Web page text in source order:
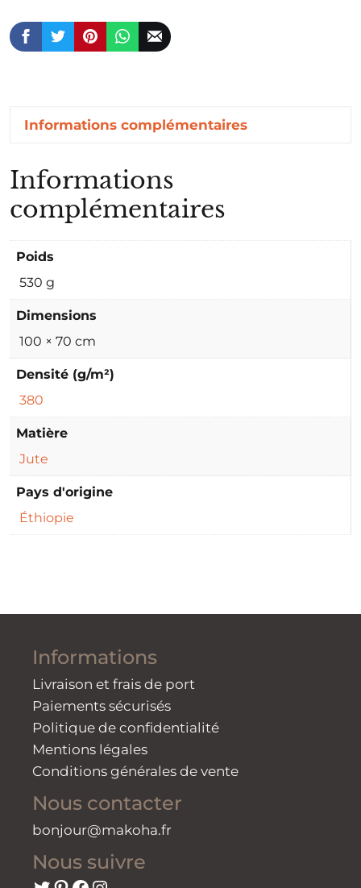
Gotiti
Informations complémentaires
Informations
complémentaires
Poids
530 g
Dimensions
100 × 70 cm
Densité (g/m²)
380
Matière
Jute
Pays d'origine
Éthiopie
Informations
Livraison et frais de port
Paiements sécurisés
Politique de confidentialité
Mentions légales
Conditions générales de vente
Nous contacter
bonjour@makoha.fr
Nous suivre